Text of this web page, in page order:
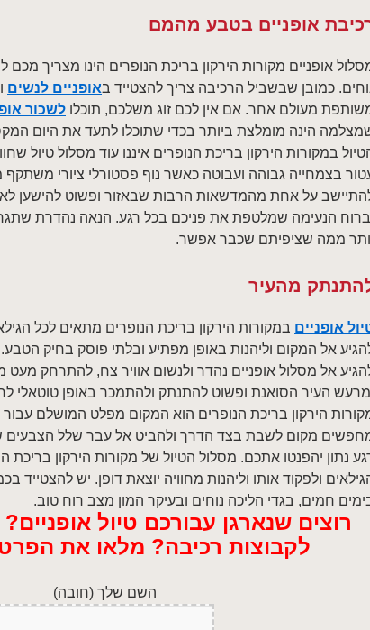
אופניים בטבע מהמם
אופניים מקורות הירקון בריכת הנופרים הינו מצריך מכם
כמובן שבשביל הרכיבה צריך להצטייד באופניים לנשים
מעולם אחר. אם אין לכם זוג משלכם, תוכלו לשכור
הינה מומלצת ביותר בכדי שתוכלו לתעד את היום
במקורות הירקון בריכת הנופרים איננו עוד מסלול טיול
בצמחייה גבוהה ועבוטה כאשר נוף פסטורלי ציורי
על אחת מהמדשאות הרבות שבאזור ופשוט להישען
הנעימה שמלטפת את פניכם בכל רגע. הנאה נהדרת
ממה שציפיתם שכבר אפשר.
מהעיר
אופניים במקורות הירקון בריכת הנופרים מתאים לכל
אל המקום וליהנות באופן מפתיע ובלתי פוסק בחיק
אל מסלול אופניים נהדר ולנשום אוויר צח, להתרחק מעט
העיר הסואנת ופשוט להתנתק ולהתמכר באופן טוטאלי
הירקון בריכת הנופרים הוא המקום מפלט המושלם
מקום לשבת בצד הדרך ולהביט אל עבר שלל הצבעים
נתון יהפנטו אתכם. מסלול הטיול של מקורות הירקון
ולפקוד אותו וליהנות מחוויה יוצאת דופן. יש
חמים, בגדי הליכה נוחים ובעיקר המון מצב רוח טוב.
רוצים שנארגן עבורכם טיול
לקבוצות רכיבה? מלאו את
השם שלך (חובה)